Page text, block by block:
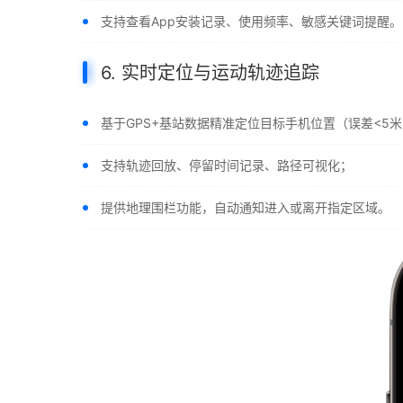
支持查看App安装记录、使用频率、敏感关键词提醒。
6. 实时定位与运动轨迹追踪
基于GPS+基站数据精准定位目标手机位置（误差<5
支持轨迹回放、停留时间记录、路径可视化；
提供地理围栏功能，自动通知进入或离开指定区域。